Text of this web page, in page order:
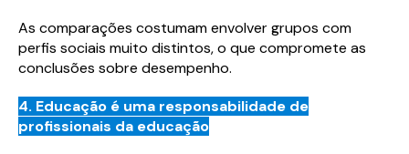
As comparações costumam envolver grupos com
perfis sociais muito distintos, o que compromete as
conclusões sobre desempenho.
4. Educação é uma responsabilidade de
profissionais da educação